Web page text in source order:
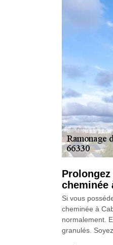
cheminée
Si vous
cheminée à
normalement.
granulés.